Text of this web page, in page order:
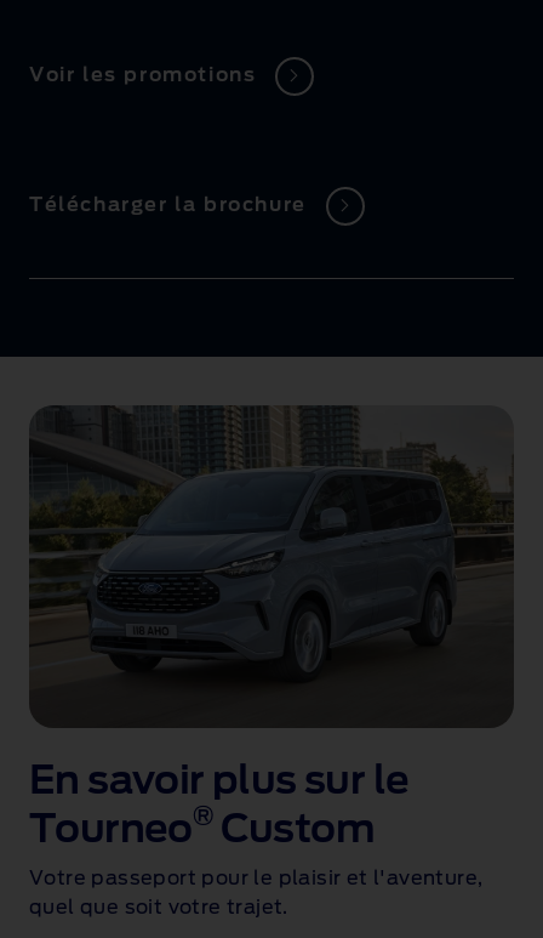
Voir les promotions
Télécharger la brochure
En savoir plus sur le
Tourneo®Custom
Votre passeport pour le plaisir et l'aventure,
quel que soit votre trajet.